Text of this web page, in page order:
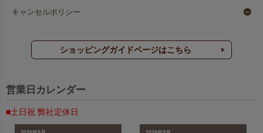
キャンセルポリシー
ショッピングガイドページはこちら
営業日カレンダー
■土日祝 弊社定休日